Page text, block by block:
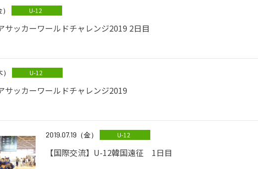
U-12
サッカーワールドチャレンジ2019 2日目
U-12
サッカーワールドチャレンジ2019
2019.07.19（金） U-12
【国際交流】U-12韓国遠征 1日目